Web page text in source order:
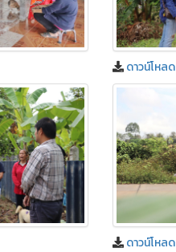
ดาวน์โหลด
ดาวน์โหลด